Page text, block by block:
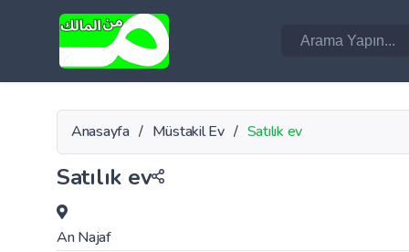
Anasayfa / Müstakil Ev / Satılık ev
Satılık ev
An Najaf